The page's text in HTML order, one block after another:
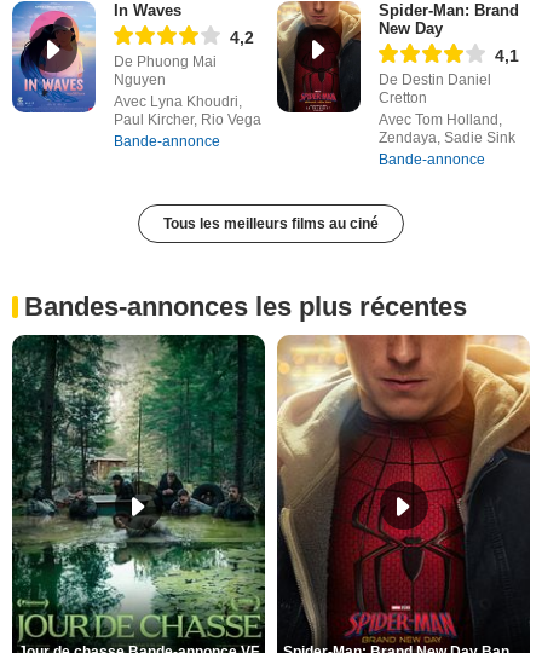
In Waves
4,2
De Phuong Mai
Nguyen
Avec Lyna Khoudri,
Paul Kircher, Rio Vega
Bande-annonce
Spider-Man: Brand
New Day
4,1
De Destin Daniel
Cretton
Avec Tom Holland,
Zendaya, Sadie Sink
Bande-annonce
Tous les meilleurs films au ciné
Bandes-annonces les plus récentes